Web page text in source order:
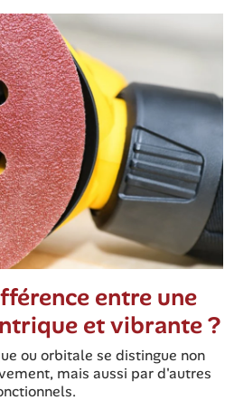
entre une
et vibrante ?
ou orbitale se distingue non
mais aussi par d'autres